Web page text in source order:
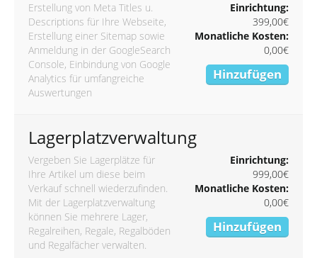
Erstellung von Meta Titles u.
Descriptions für Ihre Webseite,
Erstellung einer Sitemap sowie
Anmeldung in der GoogleSearch
Console, Einbindung von Google
Analytics für umfangreiche
Auswertungen
Einrichtung:
399,00€
Monatliche Kosten:
0,00€
Hinzufügen
Lagerplatzverwaltung
Vergeben Sie Lagerplätze für
Ihre Artikel um diese beim
Verkauf schnell wiederzufinden.
Mit der Lagerplatzverwaltung
können Sie mehrere Lager,
Regalreihen, Regale, Regalböden
und Regalfächer verwalten.
Einrichtung:
999,00€
Monatliche Kosten:
0,00€
Hinzufügen